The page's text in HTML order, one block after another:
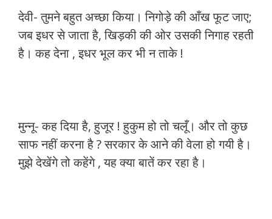
देवी- तुमने बहुत अच्छा किया। निगोड़े की आँख फूट जाए;
जब इधर से जाता है, खिड़की की ओर उसकी निगाह रहती
है। कह देना , इधर भूल कर भी न ताके !
मुन्नू- कह दिया है, हुजूर ! हुकुम हो तो चलूँ। और तो कुछ
साफ नहीं करना है ? सरकार के आने की वेला हो गयी है।
मुझे देखेंगे तो कहेंगे , यह क्या बातें कर रहा है।